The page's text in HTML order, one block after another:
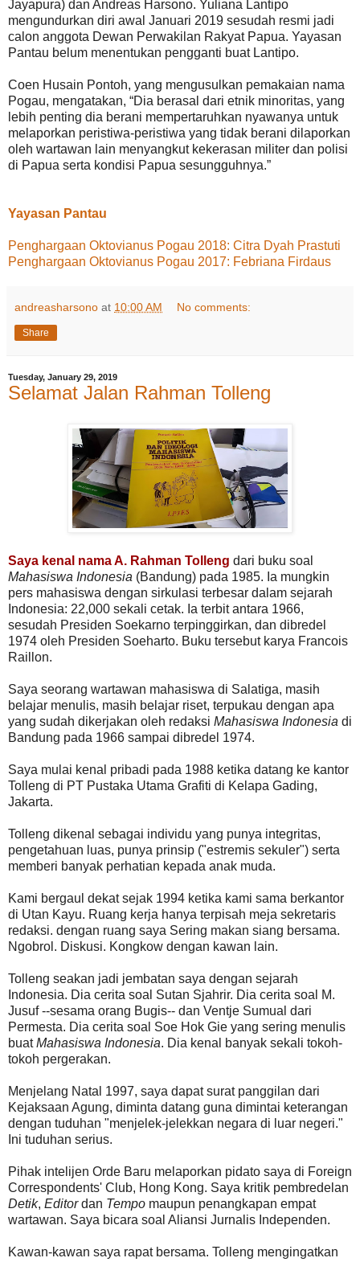
Jayapura) dan Andreas Harsono. Yuliana Lantipo
mengundurkan diri awal Januari 2019 sesudah resmi jadi
calon anggota Dewan Perwakilan Rakyat Papua. Yayasan
Pantau belum menentukan pengganti buat Lantipo.
Coen Husain Pontoh, yang mengusulkan pemakaian nama
Pogau, mengatakan, “Dia berasal dari etnik minoritas, yang
lebih penting dia berani mempertaruhkan nyawanya untuk
melaporkan peristiwa-peristiwa yang tidak berani dilaporkan
oleh wartawan lain menyangkut kekerasan militer dan polisi
di Papua serta kondisi Papua sesungguhnya.”
Yayasan Pantau
Penghargaan Oktovianus Pogau 2018: Citra Dyah Prastuti
Penghargaan Oktovianus Pogau 2017: Febriana Firdaus
andreasharsono at 10:00 AM No comments:
Share
Tuesday, January 29, 2019
Selamat Jalan Rahman Tolleng
Saya kenal nama A. Rahman Tolleng dari buku soal
Mahasiswa Indonesia (Bandung) pada 1985. Ia mungkin
pers mahasiswa dengan sirkulasi terbesar dalam sejarah
Indonesia: 22,000 sekali cetak. Ia terbit antara 1966,
sesudah Presiden Soekarno terpinggirkan, dan dibredel
1974 oleh Presiden Soeharto. Buku tersebut karya Francois
Raillon.
Saya seorang wartawan mahasiswa di Salatiga, masih
belajar menulis, masih belajar riset, terpukau dengan apa
yang sudah dikerjakan oleh redaksi Mahasiswa Indonesia di
Bandung pada 1966 sampai dibredel 1974.
Saya mulai kenal pribadi pada 1988 ketika datang ke kantor
Tolleng di PT Pustaka Utama Grafiti di Kelapa Gading,
Jakarta.
Tolleng dikenal sebagai individu yang punya integritas,
pengetahuan luas, punya prinsip ("estremis sekuler") serta
memberi banyak perhatian kepada anak muda.
Kami bergaul dekat sejak 1994 ketika kami sama berkantor
di Utan Kayu. Ruang kerja hanya terpisah meja sekretaris
redaksi. dengan ruang saya Sering makan siang bersama.
Ngobrol. Diskusi. Kongkow dengan kawan lain.
Tolleng seakan jadi jembatan saya dengan sejarah
Indonesia. Dia cerita soal Sutan Sjahrir. Dia cerita soal M.
Jusuf --sesama orang Bugis-- dan Ventje Sumual dari
Permesta. Dia cerita soal Soe Hok Gie yang sering menulis
buatMahasiswa Indonesia. Dia kenal banyak sekali tokoh-
tokoh pergerakan.
Menjelang Natal 1997, saya dapat surat panggilan dari
Kejaksaan Agung, diminta datang guna dimintai keterangan
dengan tuduhan "menjelek-jelekkan negara di luar negeri."
Ini tuduhan serius.
Pihak intelijen Orde Baru melaporkan pidato saya di Foreign
Correspondents' Club, Hong Kong. Saya kritik pembredelan
Detik, Editordan Tempo maupun penangkapan empat
wartawan. Saya bicara soal Aliansi Jurnalis Independen.
Kawan-kawan saya rapat bersama. Tolleng mengingatkan